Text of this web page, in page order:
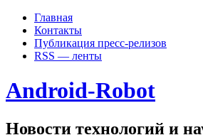
Главная
Контакты
Публикация пресс-релизов
RSS — ленты
Android-Robot
Новости технологий и